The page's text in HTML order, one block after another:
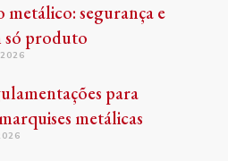
segurança e
só produto
para
metálicas